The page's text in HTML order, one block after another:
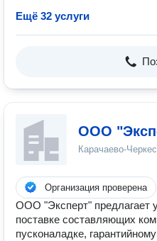
Ещё 32 услуги
ООО
Карачаево-
Организация проверена
ООО "Эксперт" предлагает
поставке составляющих
пусконаладке,